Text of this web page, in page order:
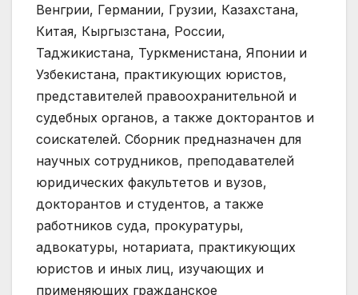
Венгрии, Германии, Грузии, Казахстана,
Китая, Кыргызстана, России,
Таджикистана, Туркменистана, Японии и
Узбекистана, практикующих юристов,
представителей правоохранительной и
судебных органов, а также докторантов и
соискателей. Сборник предназначен для
научных сотрудников, преподавателей
юридических факультетов и вузов,
докторантов и студентов, а также
работников суда, прокуратуры,
адвокатуры, нотариата, практикующих
юристов и иных лиц, изучающих и
применяющих гражданское